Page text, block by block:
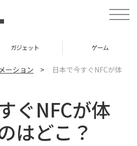
t
o
a
v
ガジェット ゲーム
ーション >
日本で今すぐNFCが体
ぐNFCが体
はどこ？